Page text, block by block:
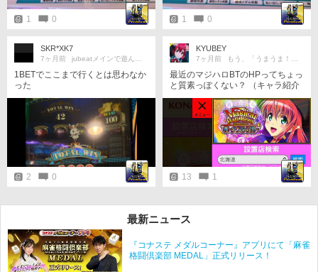
1 0 1 0
SKR*XK7
7ヶ月前 jubeatメインで遊んでるよ☆
1BETでここまで行くとは思わなか
った
2 0
KYUBEY
7ヶ月前 もう、「うまうま！」にゃ！！
最近のマジハロBTのHPってちょっ
と質素っぽくない？ （キャラ紹介
も現時点では無いし、、、）
13 1
最新ニュース
『コナステ メダルコーナー』アプリにて「麻雀
格闘倶楽部 MEDAL」正式リリース！